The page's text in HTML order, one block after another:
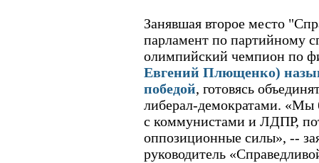
Занявшая второе место
парламент по партийному
олимпийский чемпион по
Евгений Плющенко)
победой, готовясь
либерал-демократами. «Мы
с коммунистами и ЛДПР,
оппозиционные силы», --
руководитель